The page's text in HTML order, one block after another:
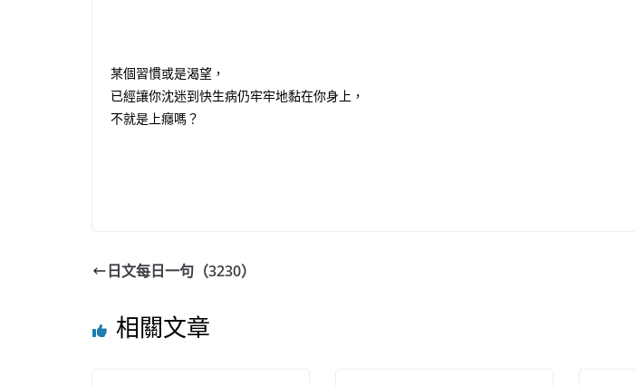
某個習慣或是渴望，
已經讓你沈迷到快生病仍牢牢地黏在你身上，
不就是上癮嗎？
日文每日一句（3230）
相關文章